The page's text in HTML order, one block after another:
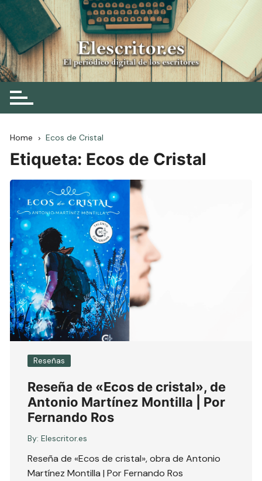
Skip
to
content
Elescritor.es
El periódico digital de los escritores
Home Ecos de Cristal
Etiqueta: Ecos de Cristal
Reseñas
Reseña de «Ecos de cristal», de
Antonio Martínez Montilla | Por
Fernando Ros
By: Elescritor.es
Reseña de «Ecos de cristal», obra de Antonio
Martínez Montilla | Por Fernando Ros